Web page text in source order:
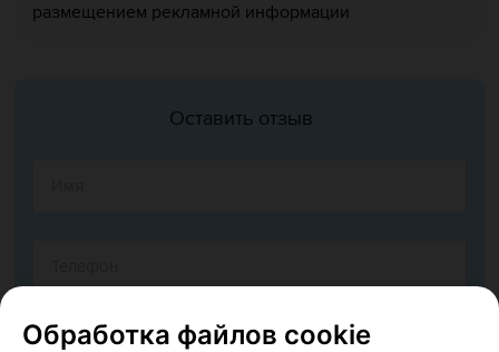
размещением рекламной информации
Оставить отзыв
Обработка файлов cookie